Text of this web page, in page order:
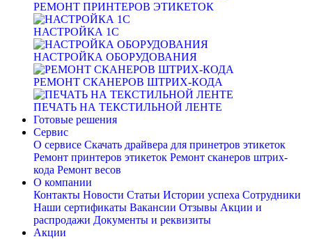
РЕМОНТ ПРИНТЕРОВ ЭТИКЕТОК
НАСТРОЙКА 1С
НАСТРОЙКА ОБОРУДОВАНИЯ
РЕМОНТ СКАНЕРОВ ШТРИХ-КОДА
ПЕЧАТЬ НА ТЕКСТИЛЬНОЙ ЛЕНТЕ
Готовые решения
Сервис
О сервисе Скачать драйвера для принетров этикеток
Ремонт принтеров этикеток Ремонт сканеров штрих-
кода Ремонт весов
О компании
Контакты Новости Статьи Истории успеха Сотрудники
Наши сертификаты Вакансии Отзывы Акции и
распродажи Документы и реквизиты
Акции